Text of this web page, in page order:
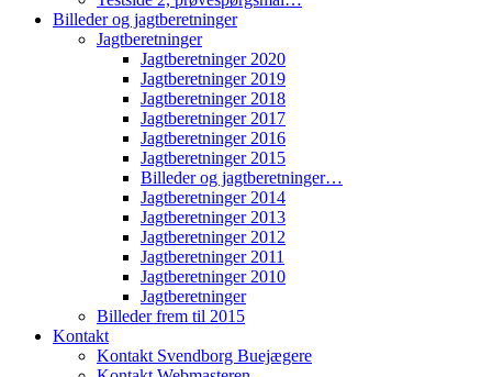
Billeder og jagtberetninger
Jagtberetninger
Jagtberetninger 2020
Jagtberetninger 2019
Jagtberetninger 2018
Jagtberetninger 2017
Jagtberetninger 2016
Jagtberetninger 2015
Billeder og jagtberetninger…
Jagtberetninger 2014
Jagtberetninger 2013
Jagtberetninger 2012
Jagtberetninger 2011
Jagtberetninger 2010
Jagtberetninger
Billeder frem til 2015
Kontakt
Kontakt Svendborg Buejægere